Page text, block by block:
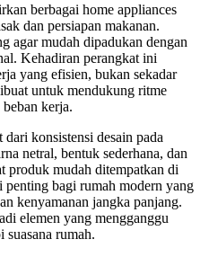
berbagai home appliances
dan persiapan makanan.
agar mudah dipadukan dengan
Kehadiran perangkat ini
yang efisien, bukan sekadar
untuk mendukung ritme
kerja.
konsistensi desain pada
netral, bentuk sederhana, dan
produk mudah ditempatkan di
penting bagi rumah modern yang
kenyamanan jangka panjang.
elemen yang mengganggu
rumah.